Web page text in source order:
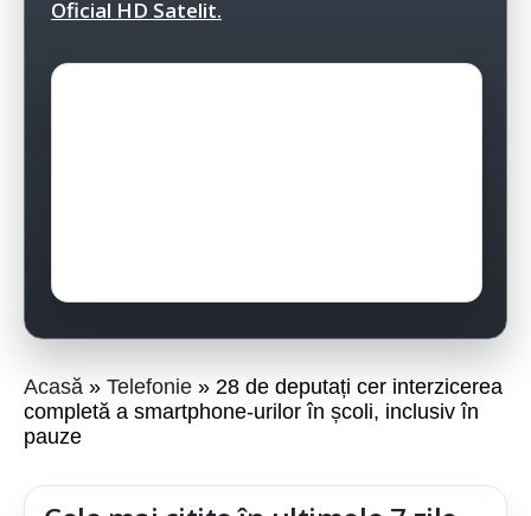
Oficial HD Satelit.
Acasă Telefonie
28 de deputați cer interzicerea
completă a smartphone-urilor în școli, inclusiv în
pauze